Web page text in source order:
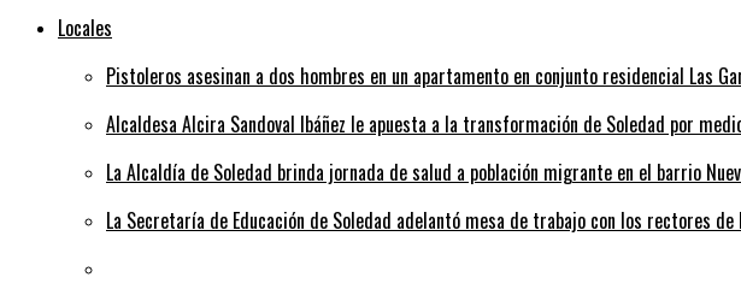
Locales
Pistoleros asesinan a dos hombres en un apartamento en conjunto residencial Las
Alcaldesa Alcira Sandoval Ibáñez le apuesta a la transformación de Soledad por
La Alcaldía de Soledad brinda jornada de salud a población migrante en el barrio
La Secretaría de Educación de Soledad adelantó mesa de trabajo con los rectores